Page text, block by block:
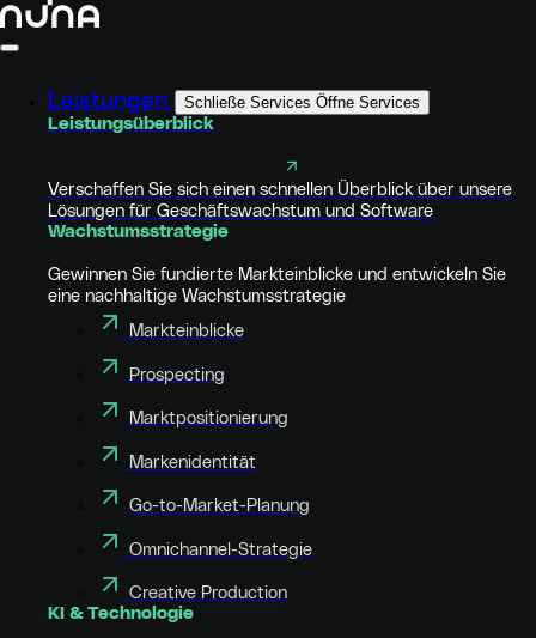
Leistungen Schließe Services Öffne Services
Leistungsüberblick
Verschaffen Sie sich einen schnellen Überblick über unsere
Lösungen für Geschäftswachstum und Software
Wachstumsstrategie
Gewinnen Sie fundierte Markteinblicke und entwickeln Sie
eine nachhaltige Wachstumsstrategie
Markteinblicke
Prospecting
Marktpositionierung
Markenidentität
Go-to-Market-Planung
Omnichannel-Strategie
Creative Production
KI & Technologie